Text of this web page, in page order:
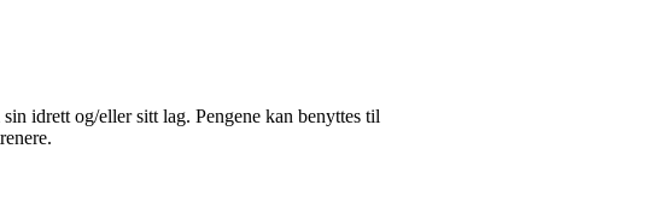
idrett og/eller sitt lag. Pengene kan benyttes til